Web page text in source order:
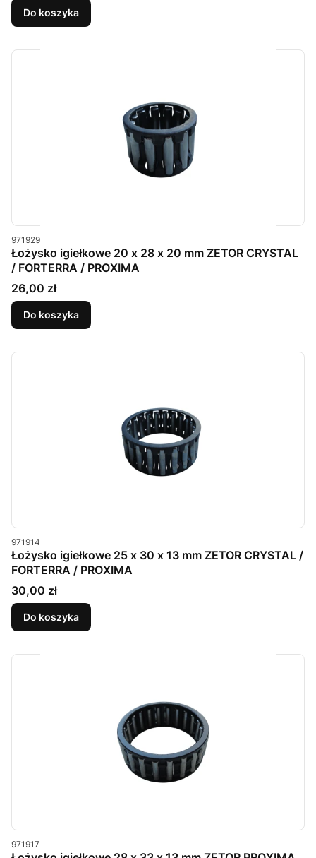
Do koszyka
Kod produktu
971929
Łożysko igiełkowe 20 x 28 x 20 mm ZETOR CRYSTAL
/ FORTERRA / PROXIMA
Cena
26,00 zł
Do koszyka
Kod produktu
971914
Łożysko igiełkowe 25 x 30 x 13 mm ZETOR CRYSTAL /
FORTERRA / PROXIMA
Cena
30,00 zł
Do koszyka
Kod produktu
971917